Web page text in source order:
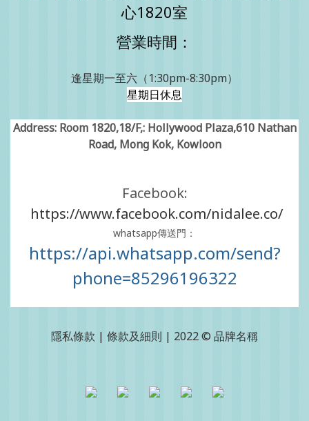
心1820室
營業時間：
逢星期一至六（1:30pm-8:30pm）
星期日休息
Address: Room 1820,18/F,: Hollywood Plaza,610 Nathan
Road, Mong Kok, Kowloon
Facebook:
https://www.facebook.com/nidalee.co/
whatsapp傳送門：
https://api.whatsapp.com/send?
phone=85296196322
隱私條款 | 條款及細則 | 2022 © 品牌名稱